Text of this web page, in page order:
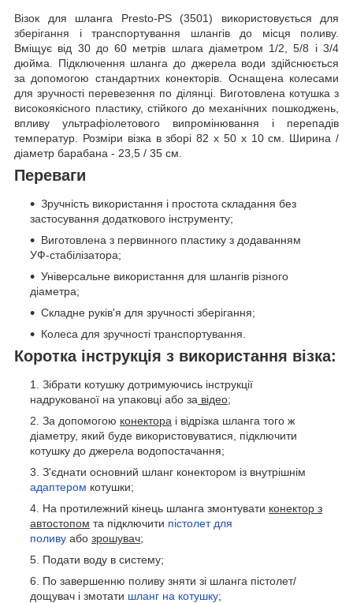
Візок для шланга Presto-PS (3501) використовується для
зберігання і транспортування шлангів до місця поливу.
Вміщує від 30 до 60 метрів шлага діаметром 1/2, 5/8 і 3/4
дюйма. Підключення шланга до джерела води здійснюється
за допомогою стандартних конекторів. Оснащена колесами
для зручності перевезення по ділянці. Виготовлена котушка з
високоякісного пластику, стійкого до механічних пошкоджень,
впливу ультрафіолетового випромінювання і перепадів
температур. Розміри візка в зборі 82 х 50 х 10 см. Ширина /
діаметр барабана - 23,5 / 35 см.
Переваги
Зручність використання і простота складання без
застосування додаткового інструменту;
Виготовлена з первинного пластику з додаванням
УФ-стабілізатора;
Універсальне використання для шлангів різного
діаметра;
Складне руків'я для зручності зберігання;
Колеса для зручності транспортування.
Коротка інструкція з використання візка:
Зібрати котушку дотримуючись інструкції
надрукованої на упаковці або за відео;
За допомогою конектора і відрізка шланга того ж
діаметру, який буде використовуватися, підключити
котушку до джерела водопостачання;
З'єднати основний шланг конектором із внутрішнім
адаптером котушки;
На протилежний кінець шланга змонтувати конектор з
автостопом та підключити пістолет для
поливу або зрошувач;
Подати воду в систему;
По завершенню поливу зняти зі шланга пістолет/
дощувач і змотати шланг на котушку;